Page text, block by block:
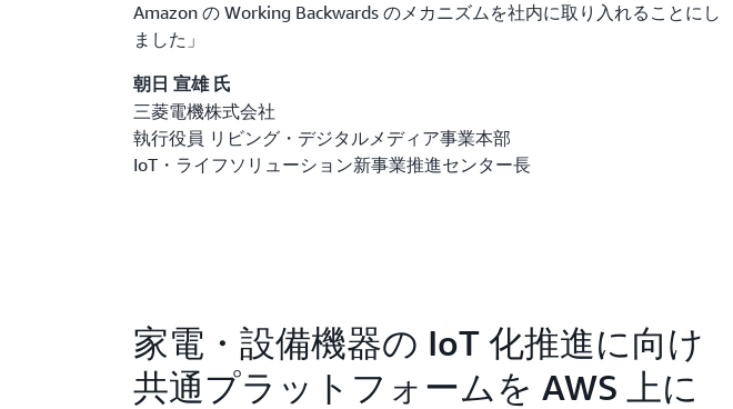
Amazon の Working Backwards のメカニズムを社内に取り入れることにし
ました 」
朝日 宣雄 氏
三菱電機株式会社
執行役員 リビング・デジタルメディア事業本部
IoT・ライフソリューション新事業推進センター長
家電・設備機器の IoT 化推進に向け
共通プラットフォームを AWS 上に